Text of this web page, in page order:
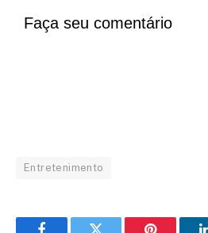
Faça seu comentário
Entretenimento